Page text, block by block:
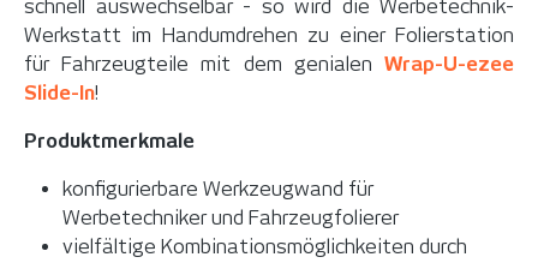
schnell auswechselbar - so wird die Werbetechnik-
Werkstatt im Handumdrehen zu einer Folierstation
für Fahrzeugteile mit dem genialen Wrap-U-ezee
Slide-In!
Produktmerkmale
konfigurierbare Werkzeugwand für
Werbetechniker und Fahrzeugfolierer
vielfältige Kombinationsmöglichkeiten durch